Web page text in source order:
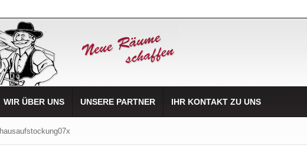
WIR ÜBER UNS UNSERE PARTNER IHR KONTAKT ZU UNS
hausaufstockung07x